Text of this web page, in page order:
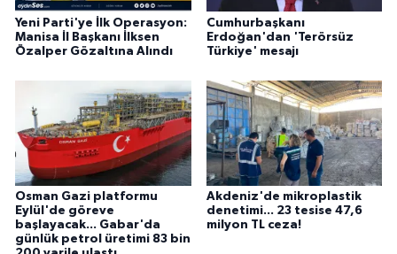
Yeni Parti'ye İlk Operasyon:
Manisa İl Başkanı İlksen
Özalper Gözaltına Alındı
Cumhurbaşkanı
Erdoğan'dan 'Terörsüz
Türkiye' mesajı
Osman Gazi platformu
Eylül'de göreve
başlayacak... Gabar'da
günlük petrol üretimi 83 bin
Akdeniz'de mikroplastik
denetimi... 23 tesise 47,6
milyon TL ceza!